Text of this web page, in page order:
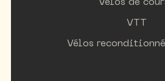
Vélos de
VTT
Vélos